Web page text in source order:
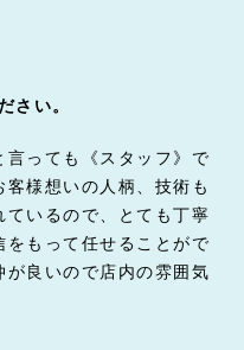
さい。
っても《スタッフ》で
様想いの人柄、技術も
いるので、とても丁寧
もって任せることがで
が良いので店内の雰囲気